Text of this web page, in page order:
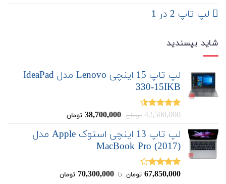
لپ تاپ 2 در 1
شاید بپسندید
لپ تاپ 15 اینچی Lenovo مدل IdeaPad
330-15IKB
نمره4.50
42,500,000 تومان
قیمت
42,500,000
تومان
38,700,000 تومانقیمت
38,700,000
لپ تاپ 13 اینچی استوک Apple مدل
MacBook Pro (2017)
نمره
67,850,000 تومان ‌ تا ‌ 70,300,000 تومان